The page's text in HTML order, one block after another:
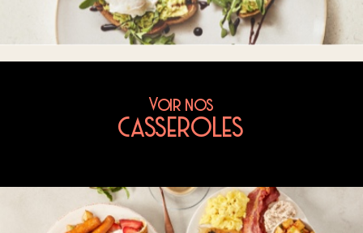
Voir nos
CASSEROLES